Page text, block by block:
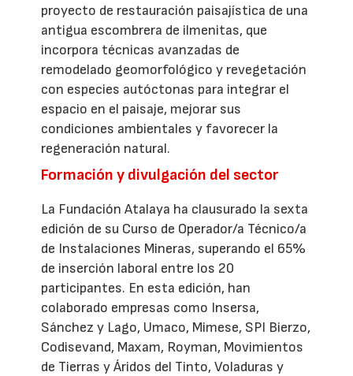
proyecto de restauración paisajística de una
antigua escombrera de ilmenitas, que
incorpora técnicas avanzadas de
remodelado geomorfológico y revegetación
con especies autóctonas para integrar el
espacio en el paisaje, mejorar sus
condiciones ambientales y favorecer la
regeneración natural.
Formación y divulgación del sector
La Fundación Atalaya ha clausurado la sexta
edición de su Curso de Operador/a Técnico/a
de Instalaciones Mineras, superando el 65%
de inserción laboral entre los 20
participantes. En esta edición, han
colaborado empresas como Insersa,
Sánchez y Lago, Umaco, Mimese, SPI Bierzo,
Codisevand, Maxam, Royman, Movimientos
de Tierras y Áridos del Tinto, Voladuras y